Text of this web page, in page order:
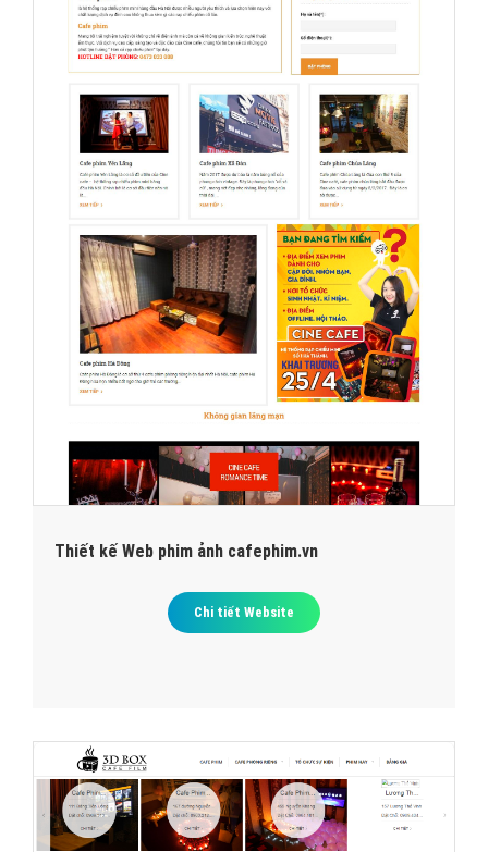
Thiết kế Web phim ảnh cafephim.vn
Chi tiết Website